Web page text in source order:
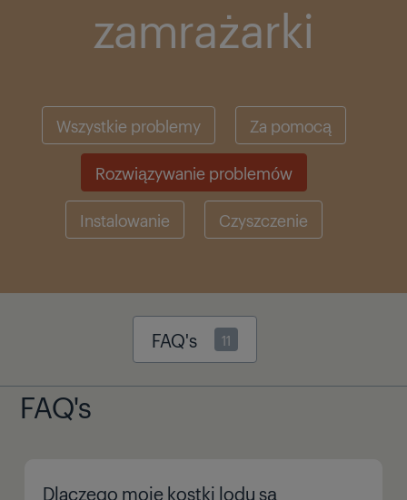
zamrażarki
Wszystkie problemy Za pomocą
Rozwiązywanie problemów
Instalowanie Czyszczenie
FAQ's 11
FAQ's
Dlaczego moje kostki lodu są